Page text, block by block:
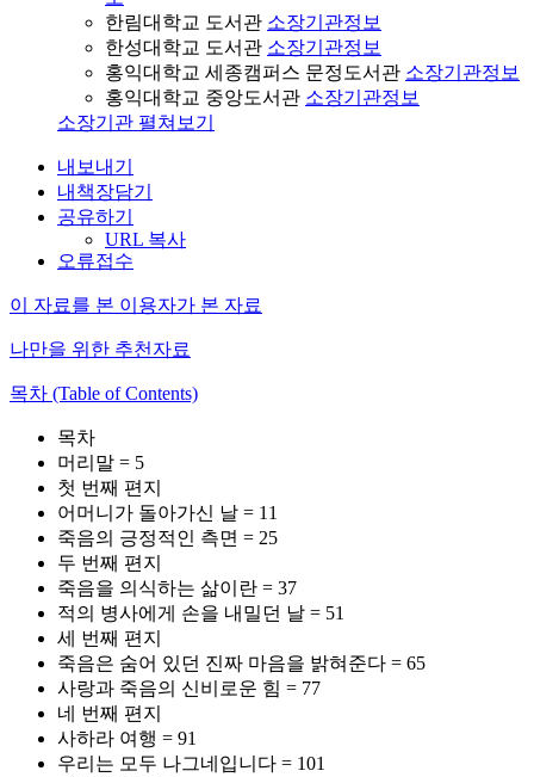
한림대학교 도서관 소장기관정보
한성대학교 도서관 소장기관정보
홍익대학교 세종캠퍼스 문정도서관 소장기관정보
홍익대학교 중앙도서관 소장기관정보
소장기관 펼쳐보기
내보내기
내책장담기
공유하기
URL 복사
오류접수
이 자료를 본 이용자가 본 자료
나만을 위한 추천자료
목차 (Table of Contents)
목차
머리말 = 5
첫 번째 편지
어머니가 돌아가신 날 = 11
죽음의 긍정적인 측면 = 25
두 번째 편지
죽음을 의식하는 삶이란 = 37
적의 병사에게 손을 내밀던 날 = 51
세 번째 편지
죽음은 숨어 있던 진짜 마음을 밝혀준다 = 65
사랑과 죽음의 신비로운 힘 = 77
네 번째 편지
사하라 여행 = 91
우리는 모두 나그네입니다 = 101